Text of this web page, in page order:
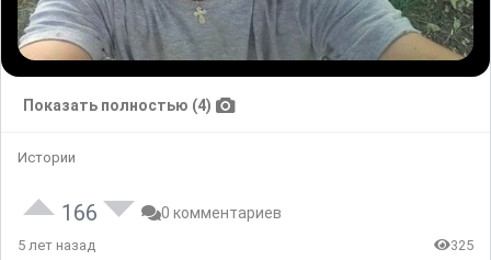
Показать полностью (4)
Истории
166 0 комментариев
5 лет назад 325